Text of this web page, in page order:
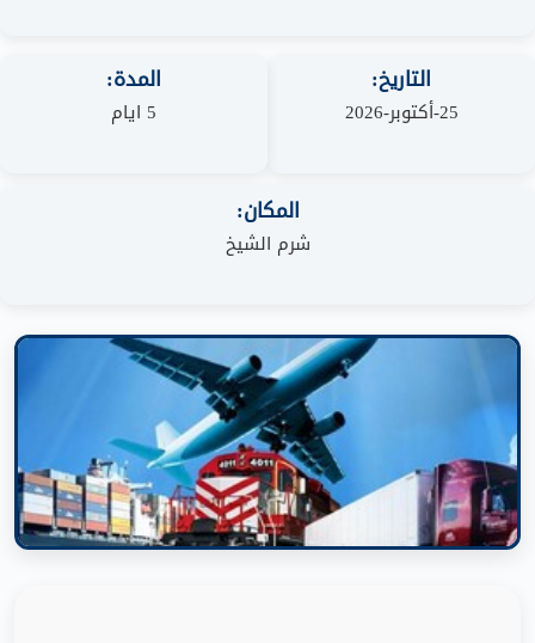
التاريخ:
25-أكتوبر-2026
المدة:
5 ايام
المكان:
شرم الشيخ